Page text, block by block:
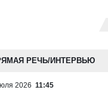
РЕЧЬ/ИНТЕРВЬЮ
2026 11:45